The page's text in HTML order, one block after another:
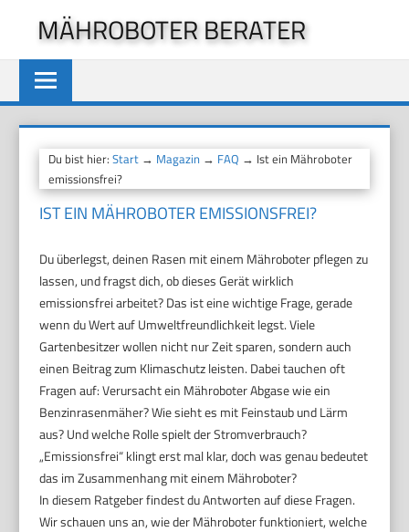
springen
MÄHROBOTER BERATER
Du bist hier:Start → Magazin → FAQ → Ist ein Mähroboter
emissionsfrei?
IST EIN MÄHROBOTER EMISSIONSFREI?
Du überlegst, deinen Rasen mit einem Mähroboter pflegen zu
lassen, und fragst dich, ob dieses Gerät wirklich
emissionsfrei arbeitet? Das ist eine wichtige Frage, gerade
wenn du Wert auf Umweltfreundlichkeit legst. Viele
Gartenbesitzer wollen nicht nur Zeit sparen, sondern auch
einen Beitrag zum Klimaschutz leisten. Dabei tauchen oft
Fragen auf: Verursacht ein Mähroboter Abgase wie ein
Benzinrasenmäher? Wie sieht es mit Feinstaub und Lärm
aus? Und welche Rolle spielt der Stromverbrauch?
„Emissionsfrei“ klingt erst mal klar, doch was genau bedeutet
das im Zusammenhang mit einem Mähroboter?
In diesem Ratgeber findest du Antworten auf diese Fragen.
Wir schauen uns an, wie der Mähroboter funktioniert, welche